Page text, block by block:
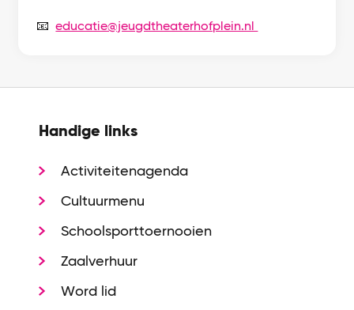
📧educatie@jeugdtheaterhofplein.nl
Handige links
Activiteitenagenda
Cultuurmenu
Schoolsporttoernooien
Zaalverhuur
Word lid